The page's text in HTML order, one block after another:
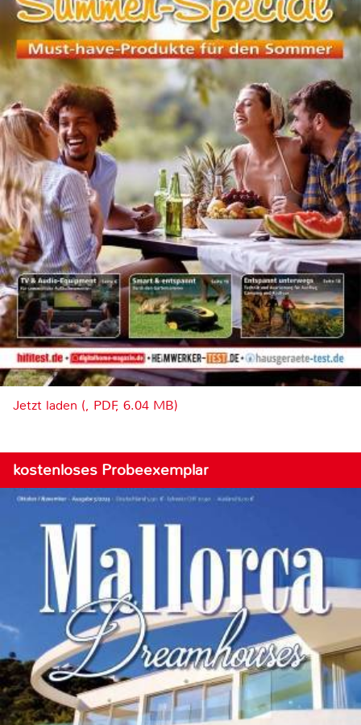
Jetzt laden (, PDF, 6.04 MB)
kostenloses Probeexemplar